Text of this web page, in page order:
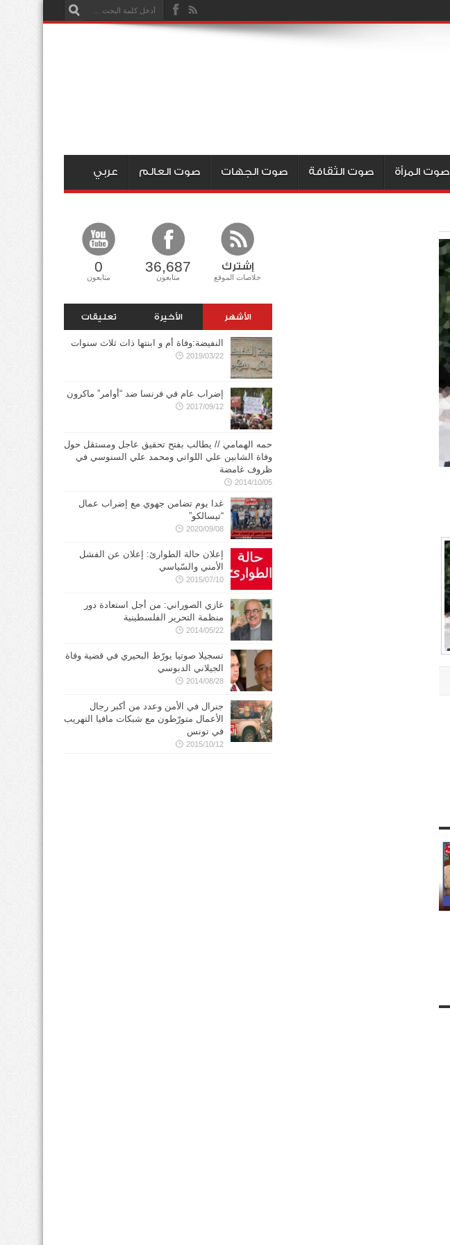
صوت المرأة صوت الثقافة صوت الجهات صوت العالم عربي
إشترك
خلاصات الموقع
36,687
متابعون
0
متابعون
الأشهر الأخيرة تعليقات
النفيضة:وفاة أم و ابنتها ذات ثلاث سنوات
2019/03/22
إضراب عام في فرنسا ضد “أوامر” ماكرون
2017/09/12
حمه الهمامي // يطالب بفتح تحقيق عاجل ومستقل حول
وفاة الشابين علي اللواتي ومحمد علي السنوسي في
ظروف غامضة
2014/10/05
غدا يوم تضامن جهوي مع إضراب عمال
“تيسالكو”
2020/09/08
إعلان حالة الطوارئ: إعلان عن الفشل
الأمني والسّياسي
2015/07/10
غازي الصوراني: من أجل استعادة دور
منظمة التحرير الفلسطينية
2014/05/22
تسجيلا صوتيا يورّط البحيري في قضية وفاة
الجيلاني الدبوسي
2014/08/28
جنرال في الأمن وعدد من أكبر رجال
الأعمال متورّطون مع شبكات مافيا التهريب
في تونس
2015/10/12